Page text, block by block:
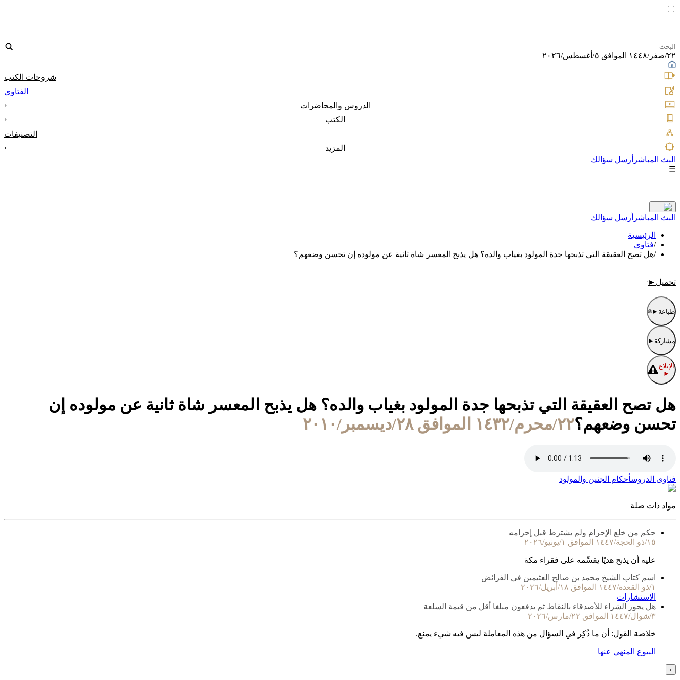
٢٢/صفر/١٤٤٨ الموافق ٥/أغسطس/٢٠٢٦
شروحات الكتب
الفتاوى
الدروس والمحاضرات
‹
الكتب
‹
التصنيفات
المزيد
‹
البث المباشر أرسل سؤالك
☰
البث المباشر أرسل سؤالك
الرئيسية
/فتاوى
/هل تصح العقيقة التي تذبحها جدة المولود بغياب والده؟ هل يذبح المعسر شاة ثانية عن مولوده إن تحسن وضعهم؟
تحميل ►
طباعة ►
مشاركة ►
الإبلاغ
►
هل تصح العقيقة التي تذبحها جدة المولود بغياب والده؟ هل يذبح المعسر شاة ثانية عن مولوده إن
تحسن وضعهم؟٢٢/محرم/١٤٣٢ الموافق ٢٨/ديسمبر/٢٠١٠
فتاوى الدروسأحكام الجنين والمولود
مواد ذات صلة
حكم من خلع الإحرام ولم يشترط قبل إحرامه
١٥/ذو الحجة/١٤٤٧ الموافق ١/يونيو/٢٠٢٦
عليه أن يذبح هديًا يقسِّمه على فقراء مكة
اسم كتاب الشيخ محمد بن صالح العثيمين في الفرائض
١/ذو القعدة/١٤٤٧ الموافق ١٨/أبريل/٢٠٢٦
الاستشارات
هل يجوز الشراء للأصدقاء بالنقاط ثم يدفعون مبلغا أقل من قيمة السلعة
٣/شوال/١٤٤٧ الموافق ٢٢/مارس/٢٠٢٦
خلاصة القول: أن ما ذُكِر في السؤال من هذه المعاملة ليس فيه شيء يمنع.
البيوع المنهي عنها
›